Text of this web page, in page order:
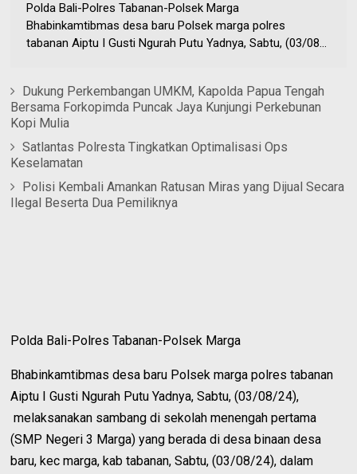
Polda Bali-Polres Tabanan-Polsek Marga
Bhabinkamtibmas desa baru Polsek marga polres
tabanan Aiptu I Gusti Ngurah Putu Yadnya, Sabtu, (03/08...
Dukung Perkembangan UMKM, Kapolda Papua Tengah
Bersama Forkopimda Puncak Jaya Kunjungi Perkebunan
Kopi Mulia
Satlantas Polresta Tingkatkan Optimalisasi Ops
Keselamatan
Polisi Kembali Amankan Ratusan Miras yang Dijual Secara
Ilegal Beserta Dua Pemiliknya
Polda Bali-Polres Tabanan-Polsek Marga
Bhabinkamtibmas desa baru Polsek marga polres tabanan
Aiptu I Gusti Ngurah Putu Yadnya, Sabtu, (03/08/24),
melaksanakan sambang di sekolah menengah pertama
(SMP Negeri 3 Marga) yang berada di desa binaan desa
baru, kec marga, kab tabanan, Sabtu, (03/08/24), dalam